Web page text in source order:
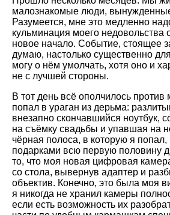
малознакомые люди, вынужденные
Разумеется, мне это медленно
кульминация моего недовольства
новое начало. Событие, стоящее
думаю, настолько существенно
могу о нём умолчать, хотя оно и
не с лучшей стороны.
В тот день всё ополчилось против
попал в ураган из дерьма:
внезапно скончавшийся ноутбук,
на съёмку свадьбы и упавшая на
чёрная полоса, в которую я
подарками всю первую половину
то, что моя новая цифровая
со стола, вывернув адаптер и
объектив. Конечно, это была моя
я никогда не хранил камеры
если есть возможность их